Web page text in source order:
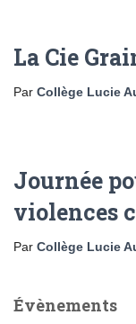
La Cie
Par Collège Lucie
Journée
violences
Par Collège Lucie
Évènements